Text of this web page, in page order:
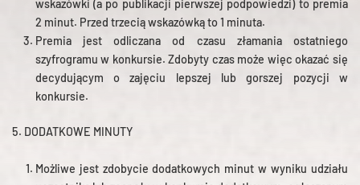
wskazówki (a po publikacji pierwszej podpowiedzi) to premia
2 minut. Przed trzecią wskazówką to 1 minuta.
Premia jest odliczana od czasu złamania ostatniego
szyfrogramu w konkursie. Zdobyty czas może więc okazać się
decydującym o zajęciu lepszej lub gorszej pozycji w
konkursie.
5. DODATKOWE MINUTY
Możliwe jest zdobycie dodatkowych minut w wyniku udziału